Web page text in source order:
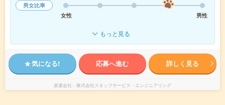
男女比率
女性
男性
もっと見る
気になる! 応募へ進む 詳しく見る
派遣会社 株式会社スタッフサービス・エンジニアリング